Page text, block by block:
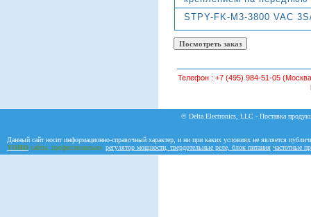
STPY-FK-M3-3800 VAC
Телефон :+7 (495) 984-51-05
© Delta Electronics, LLC - Поставка
Данный сайт носит информационно-справочный характер, и ни при каких условиях не является
YOHO сайты. профессионально. регулятор мощности, твердотельные реле, блок питания частотные